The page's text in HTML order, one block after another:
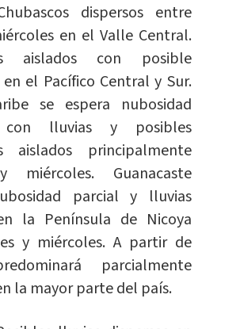
dispersos entre
en el Valle Central.
aislados con posible
el Pacífico Central y Sur.
se espera nubosidad
con lluvias y posibles
aislados principalmente
miércoles. Guanacaste
parcial y lluvias
la Península de Nicoya
y miércoles. A partir de
parcialmente
la mayor parte del país.